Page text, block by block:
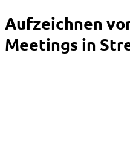
Aufzeichnen
Meetings in